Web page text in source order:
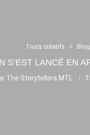
Trucs créatifs
S’EST LANCÉ EN
The Storytellers MTL